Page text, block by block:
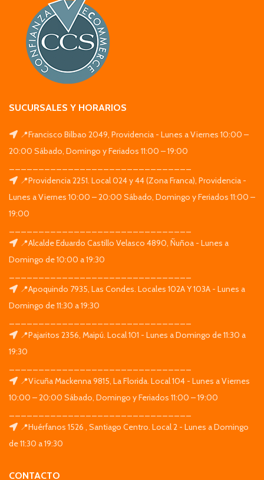
SUCURSALES Y HORARIOS
📍Francisco Bilbao 2049, Providencia - Lunes a Viernes 10:00 –
20:00 Sábado, Domingo y Feriados 11:00 – 19:00
📍Providencia 2251. Local 024 y 44 (Zona Franca), Providencia -
Lunes a Viernes 10:00 – 20:00 Sábado, Domingo y Feriados 11:00 –
19:00
📍Alcalde Eduardo Castillo Velasco 4890, Ñuñoa - Lunes a
Domingo de 10:00 a 19:30
📍Apoquindo 7935, Las Condes. Locales 102A Y 103A - Lunes a
Domingo de 11:30 a 19:30
📍Pajaritos 2356, Maipú. Local 101 - Lunes a Domingo de 11:30 a
19:30
📍Vicuña Mackenna 9815, La Florida. Local 104 - Lunes a Viernes
10:00 – 20:00 Sábado, Domingo y Feriados 11:00 – 19:00
📍Huérfanos 1526 , Santiago Centro. Local 2 - Lunes a Domingo
de 11:30 a 19:30
CONTACTO